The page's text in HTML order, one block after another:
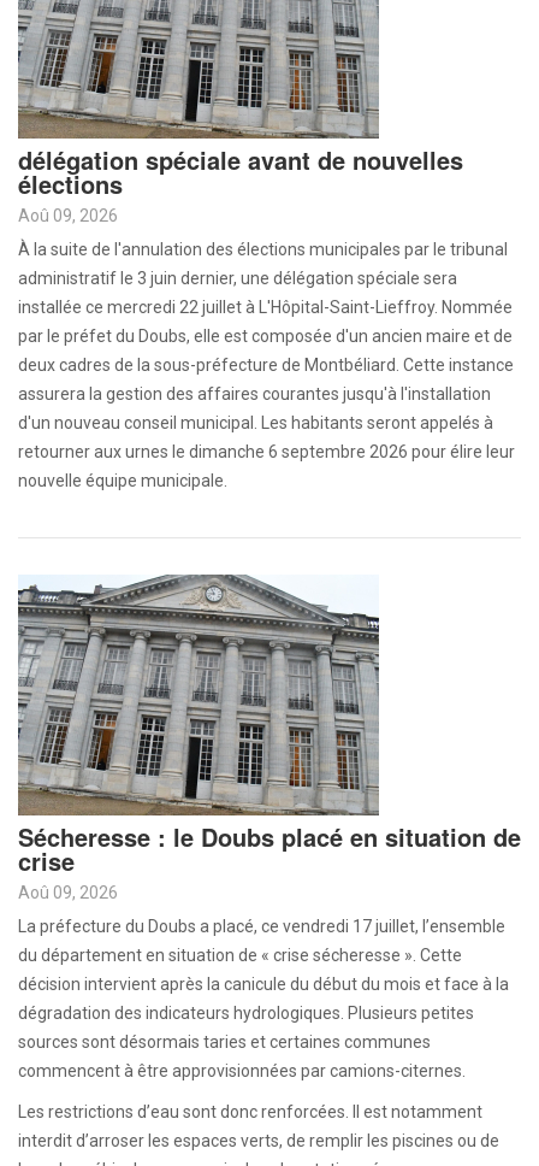
délégation spéciale avant de nouvelles
élections
Aoû 09, 2026
À la suite de l'annulation des élections municipales par le tribunal
administratif le 3 juin dernier, une délégation spéciale sera
installée ce mercredi 22 juillet à L'Hôpital-Saint-Lieffroy. Nommée
par le préfet du Doubs, elle est composée d'un ancien maire et de
deux cadres de la sous-préfecture de Montbéliard. Cette instance
assurera la gestion des affaires courantes jusqu'à l'installation
d'un nouveau conseil municipal. Les habitants seront appelés à
retourner aux urnes le dimanche 6 septembre 2026 pour élire leur
nouvelle équipe municipale.
Sécheresse : le Doubs placé en situation de
crise
Aoû 09, 2026
La préfecture du Doubs a placé, ce vendredi 17 juillet, l’ensemble
du département en situation de « crise sécheresse ». Cette
décision intervient après la canicule du début du mois et face à la
dégradation des indicateurs hydrologiques. Plusieurs petites
sources sont désormais taries et certaines communes
commencent à être approvisionnées par camions-citernes.
Les restrictions d’eau sont donc renforcées. Il est notamment
interdit d’arroser les espaces verts, de remplir les piscines ou de